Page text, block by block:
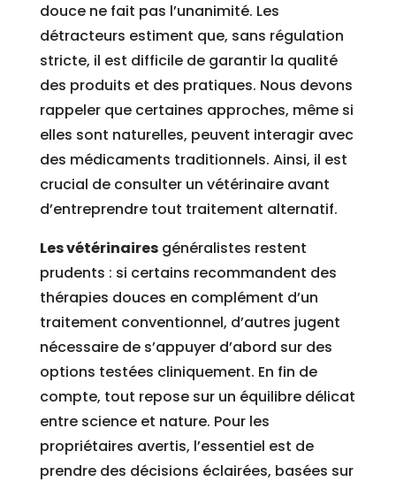
douce ne fait pas l’unanimité. Les
détracteurs estiment que, sans régulation
stricte, il est difficile de garantir la qualité
des produits et des pratiques. Nous devons
rappeler que certaines approches, même si
elles sont naturelles, peuvent interagir avec
des médicaments traditionnels. Ainsi, il est
crucial de consulter un vétérinaire avant
d’entreprendre tout traitement alternatif.
Les vétérinairesgénéralistes restent
prudents : si certains recommandent des
thérapies douces en complément d’un
traitement conventionnel, d’autres jugent
nécessaire de s’appuyer d’abord sur des
options testées cliniquement. En fin de
compte, tout repose sur un équilibre délicat
entre science et nature. Pour les
propriétaires avertis, l’essentiel est de
prendre des décisions éclairées, basées sur